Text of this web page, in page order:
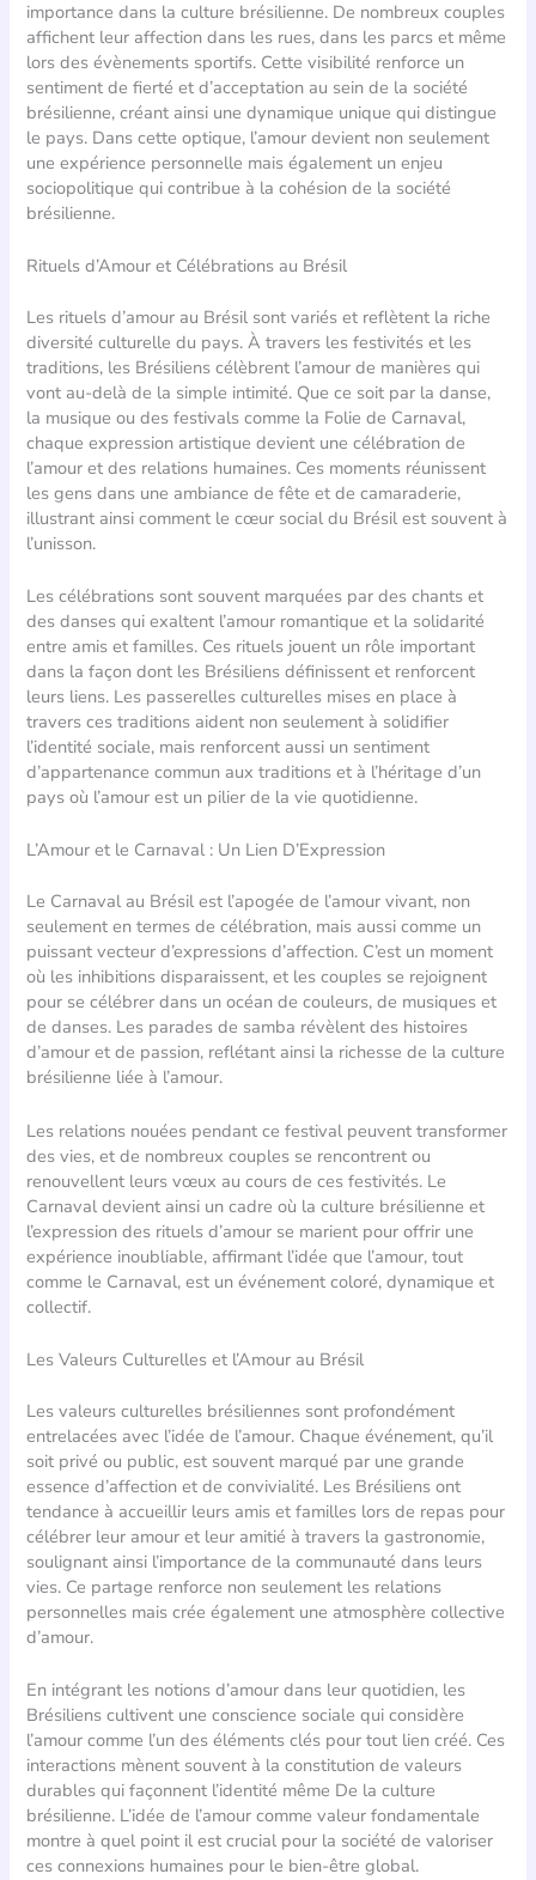
importance dans la culture brésilienne. De nombreux couples
affichent leur affection dans les rues, dans les parcs et même
lors des évènements sportifs. Cette visibilité renforce un
sentiment de fierté et d’acceptation au sein de la société
brésilienne, créant ainsi une dynamique unique qui distingue
le pays. Dans cette optique, l’amour devient non seulement
une expérience personnelle mais également un enjeu
sociopolitique qui contribue à la cohésion de la société
brésilienne.
Rituels d’Amour et Célébrations au Brésil
Les rituels d’amour au Brésil sont variés et reflètent la riche
diversité culturelle du pays. À travers les festivités et les
traditions, les Brésiliens célèbrent l’amour de manières qui
vont au-delà de la simple intimité. Que ce soit par la danse,
la musique ou des festivals comme la Folie de Carnaval,
chaque expression artistique devient une célébration de
l’amour et des relations humaines. Ces moments réunissent
les gens dans une ambiance de fête et de camaraderie,
illustrant ainsi comment le cœur social du Brésil est souvent à
l’unisson.
Les célébrations sont souvent marquées par des chants et
des danses qui exaltent l’amour romantique et la solidarité
entre amis et familles. Ces rituels jouent un rôle important
dans la façon dont les Brésiliens définissent et renforcent
leurs liens. Les passerelles culturelles mises en place à
travers ces traditions aident non seulement à solidifier
l’identité sociale, mais renforcent aussi un sentiment
d’appartenance commun aux traditions et à l’héritage d’un
pays où l’amour est un pilier de la vie quotidienne.
L’Amour et le Carnaval : Un Lien D’Expression
Le Carnaval au Brésil est l’apogée de l’amour vivant, non
seulement en termes de célébration, mais aussi comme un
puissant vecteur d’expressions d’affection. C’est un moment
où les inhibitions disparaissent, et les couples se rejoignent
pour se célébrer dans un océan de couleurs, de musiques et
de danses. Les parades de samba révèlent des histoires
d’amour et de passion, reflétant ainsi la richesse de la culture
brésilienne liée à l’amour.
Les relations nouées pendant ce festival peuvent transformer
des vies, et de nombreux couples se rencontrent ou
renouvellent leurs vœux au cours de ces festivités. Le
Carnaval devient ainsi un cadre où la culture brésilienne et
l’expression des rituels d’amour se marient pour offrir une
expérience inoubliable, affirmant l’idée que l’amour, tout
comme le Carnaval, est un événement coloré, dynamique et
collectif.
Les Valeurs Culturelles et l’Amour au Brésil
Les valeurs culturelles brésiliennes sont profondément
entrelacées avec l’idée de l’amour. Chaque événement, qu’il
soit privé ou public, est souvent marqué par une grande
essence d’affection et de convivialité. Les Brésiliens ont
tendance à accueillir leurs amis et familles lors de repas pour
célébrer leur amour et leur amitié à travers la gastronomie,
soulignant ainsi l’importance de la communauté dans leurs
vies. Ce partage renforce non seulement les relations
personnelles mais crée également une atmosphère collective
d’amour.
En intégrant les notions d’amour dans leur quotidien, les
Brésiliens cultivent une conscience sociale qui considère
l’amour comme l’un des éléments clés pour tout lien créé. Ces
interactions mènent souvent à la constitution de valeurs
durables qui façonnent l’identité même De la culture
brésilienne. L’idée de l’amour comme valeur fondamentale
montre à quel point il est crucial pour la société de valoriser
ces connexions humaines pour le bien-être global.